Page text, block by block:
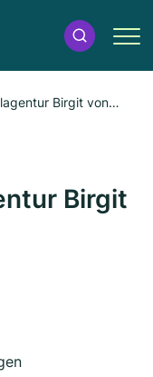
Birgit von
Birgit